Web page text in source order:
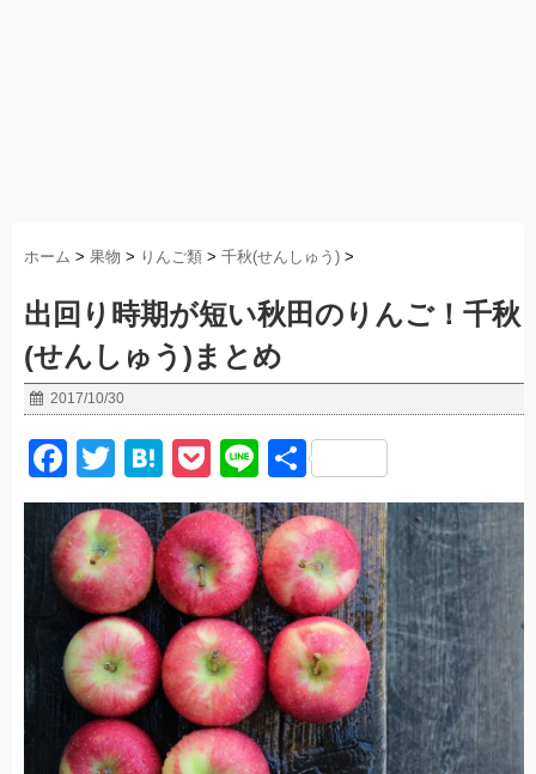
ホーム > 果物 > りんご類 > 千秋(せんしゅう) >
出回り時期が短い秋田のりんご！千秋
(せんしゅう)まとめ
2017/10/30
F
a
c
e
b
o
o
k
T
wi
tt
er
H
at
e
n
a
P
o
ck
et
Li
n
e
共
有